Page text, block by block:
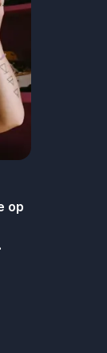
wat echte
op
enthousiasme